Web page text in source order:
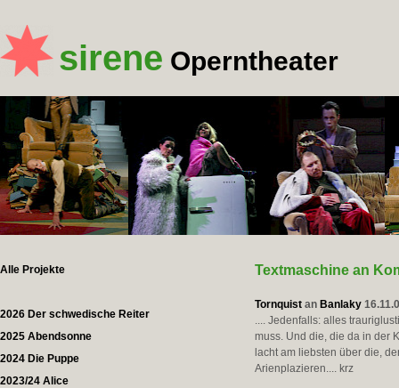
sirene Operntheater
Alle Projekte
2026 Der schwedische Reiter
2025 Abendsonne
2024 Die Puppe
2023/24 Alice
Textmaschine an
Tornquist an Banlaky
.... Jedenfalls: alles
muss. Und die, die da in der
lacht am liebsten über die,
Arienplazieren.... krz